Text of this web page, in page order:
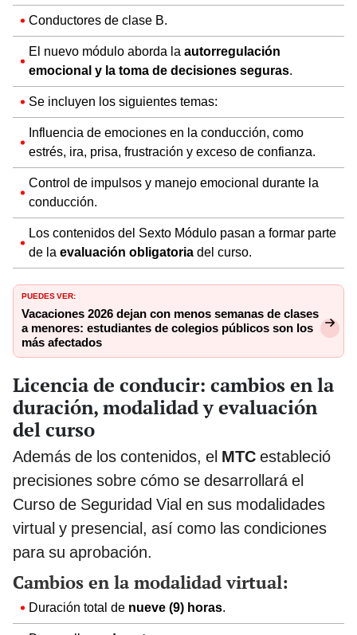
Conductores de clase B.
El nuevo módulo aborda la autorregulación
emocional y la toma de decisiones seguras.
Se incluyen los siguientes temas:
Influencia de emociones en la conducción, como
estrés, ira, prisa, frustración y exceso de confianza.
Control de impulsos y manejo emocional durante la
conducción.
Los contenidos del Sexto Módulo pasan a formar parte
de la evaluación obligatoria del curso.
PUEDES VER:
Vacaciones 2026 dejan con menos semanas de clases
a menores: estudiantes de colegios públicos son los
más afectados
Licencia de conducir: cambios en la
duración, modalidad y evaluación
del curso
Además de los contenidos, el MTC estableció
precisiones sobre cómo se desarrollará el
Curso de Seguridad Vial en sus modalidades
virtual y presencial, así como las condiciones
para su aprobación.
Cambios en la modalidad virtual:
Duración total de nueve (9) horas.